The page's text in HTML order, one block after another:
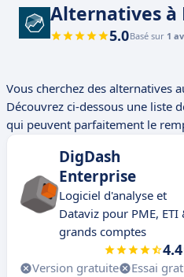
Alternatives à
5.0Basé sur 1
Vous cherchez des alternatives
Découvrez ci-dessous une liste
qui peuvent parfaitement le
DigDash
Enterprise
Logiciel d'analyse et
Dataviz pour PME, ETI
grands comptes
4.4
Version gratuite Essai